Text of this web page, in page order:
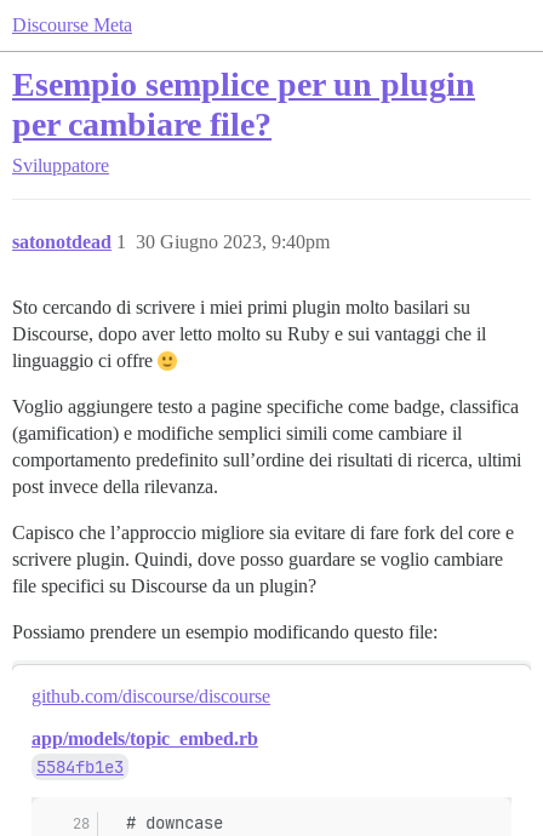
Discourse Meta
Esempio semplice per un plugin
per cambiare file?
Sviluppatore
satonotdead 30 Giugno 2023, 9:40pm
1
Sto cercando di scrivere i miei primi plugin molto basilari su
Discourse, dopo aver letto molto su Ruby e sui vantaggi che il
linguaggio ci offre
Voglio aggiungere testo a pagine specifiche come badge, classifica
(gamification) e modifiche semplici simili come cambiare il
comportamento predefinito sull’ordine dei risultati di ricerca, ultimi
post invece della rilevanza.
Capisco che l’approccio migliore sia evitare di fare fork del core e
scrivere plugin. Quindi, dove posso guardare se voglio cambiare
file specifici su Discourse da un plugin?
Possiamo prendere un esempio modificando questo file:
github.com/discourse/discourse
app/models/topic_embed.rb
5584fb1e3
  # downcase